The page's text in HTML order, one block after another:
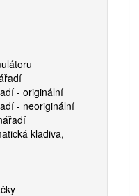
- originální
- neoriginální
kladiva,